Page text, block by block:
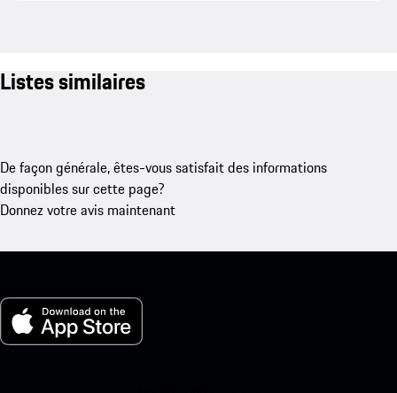
Listes similaires
De façon générale, êtes-vous satisfait des informations
disponibles sur cette page?
Donnez votre avis maintenant